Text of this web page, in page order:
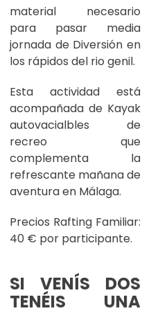
material necesario
para pasar media
jornada de Diversión en
los rápidos del rio genil.
Esta actividad está
acompañada de Kayak
autovacialbles de
recreo que
complementa la
refrescante mañana de
aventura en Málaga.
Precios Rafting Familiar:
40 € por participante.
SI VENÍS DOS
TENÉIS UNA